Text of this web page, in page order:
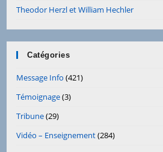
Theodor Herzl et William Hechler
Catégories
Message Info (421)
Témoignage(3)
Tribune(29)
Vidéo – Enseignement(284)